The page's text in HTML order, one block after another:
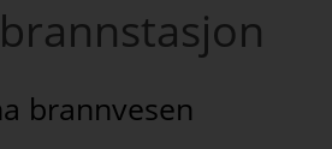
brannvesen